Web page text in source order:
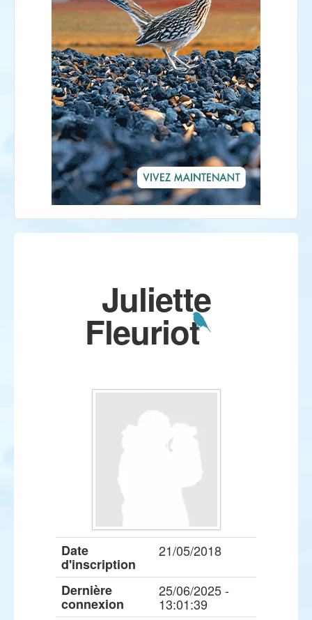
Juliette
Fleuriot
Date
d'inscription
21/05/2018
Dernière
connexion
25/06/2025 -
13:01:39